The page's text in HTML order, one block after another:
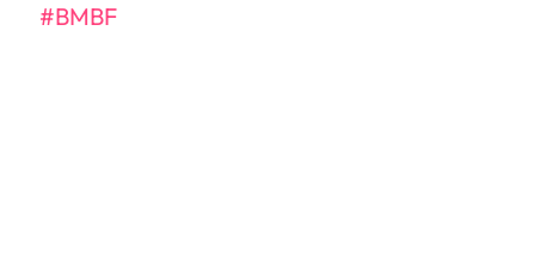
#BMBF